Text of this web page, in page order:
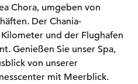
Chora, umgeben von
Der Chania-
und der Flughafen
Genießen Sie unser Spa,
von unserer
mit Meerblick.